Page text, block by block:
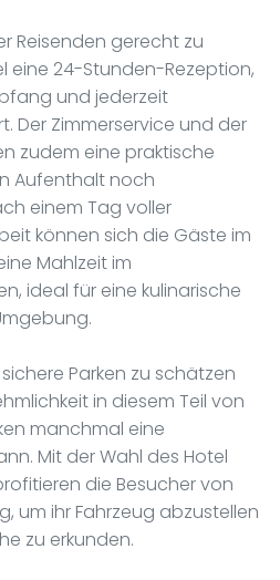
Reisenden gerecht zu
eine 24-Stunden-Rezeption,
und jederzeit
Der Zimmerservice und der
zudem eine praktische
Aufenthalt noch
einem Tag voller
können sich die Gäste im
Mahlzeit im
ideal für eine kulinarische
Parken zu schätzen
in diesem Teil von
manchmal eine
Mit der Wahl des Hotel
die Besucher von
um ihr Fahrzeug abzustellen
zu erkunden.